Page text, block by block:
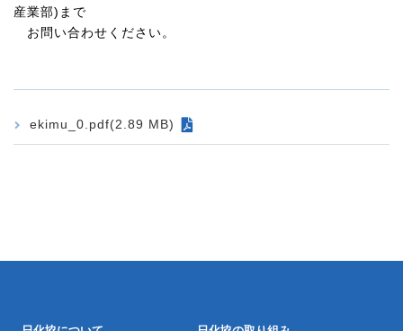
産業部)まで
お問い合わせください。
ekimu_0.pdf(2.89 MB)